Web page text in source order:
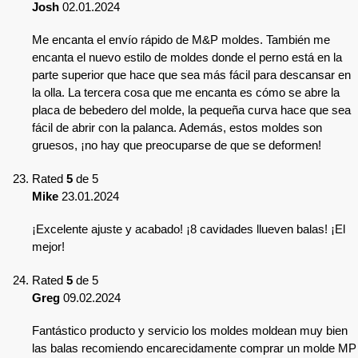
Josh 02.01.2024
Me encanta el envío rápido de M&P moldes. También me
encanta el nuevo estilo de moldes donde el perno está en la
parte superior que hace que sea más fácil para descansar en
la olla. La tercera cosa que me encanta es cómo se abre la
placa de bebedero del molde, la pequeña curva hace que sea
fácil de abrir con la palanca. Además, estos moldes son
gruesos, ¡no hay que preocuparse de que se deformen!
Rated 5 de 5
Mike 23.01.2024
¡Excelente ajuste y acabado! ¡8 cavidades llueven balas! ¡El
mejor!
Rated 5 de 5
Greg 09.02.2024
Fantástico producto y servicio los moldes moldean muy bien
las balas recomiendo encarecidamente comprar un molde MP